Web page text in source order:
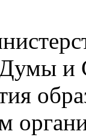
Думы